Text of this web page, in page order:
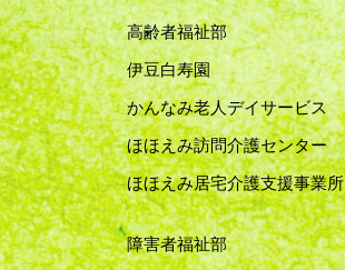
高齢者福祉部
伊豆白寿園
かんなみ老人デイサービス
ほほえみ訪問介護センター
ほほえみ居宅介護支援事業所
障害者福祉部